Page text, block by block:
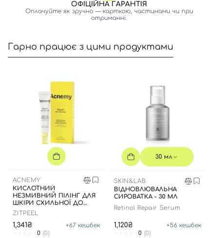
ОФІЦІЙНА ГАРАНТІЯ
Оплачуйте як зручно — карткою, частинами чи при
отриманні.
Гарно працює з цими продуктами
ACNEMY
КИСЛОТНИЙ
НЕЗМИВНИЙ ПІЛІНГ ДЛЯ
ШКІРИ СХИЛЬНОЇ ДО
АКНЕ, 40 МЛ
ZITPEEL
1,341₴ +67 кешбек
0 (0)
30 мл
SKIN&LAB
ВІДНОВЛЮВАЛЬНА
СИРОВАТКА - 30 МЛ
Retinol Repair Serum
1,120₴ +56 кешбек
0 (0)